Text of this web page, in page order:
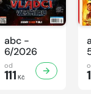
abc -
6/2026
od
111 Kč